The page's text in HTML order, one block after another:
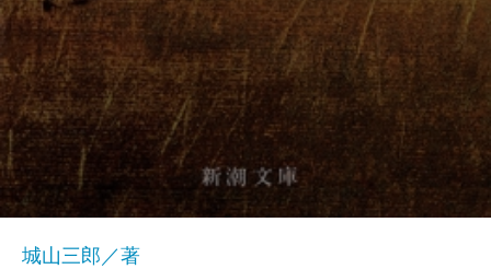
城山三郎／著